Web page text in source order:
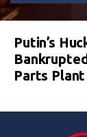
Putin’s
Parts Plant